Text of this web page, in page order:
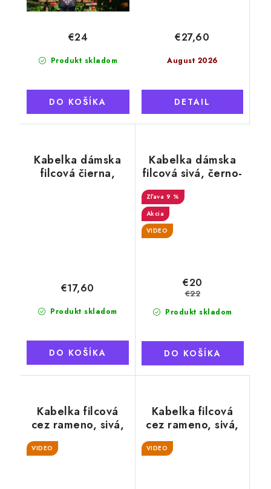
Produkt skladom
€24
DO KOŠÍKA
August 2026
€27,60
DETAIL
Kabelka dámska
filcová čierna,
Produkt skladom
€17,60
DO KOŠÍKA
Kabelka dámska
filcová sivá, černo-
biele srdce
9 %
Akcia
VIDEO
Produkt skladom
€20
€22
DO KOŠÍKA
Kabelka filcová
cez rameno, sivá,
farebné srdce
VIDEO
Kabelka filcová
cez rameno, sivá,
biele srdce
VIDEO